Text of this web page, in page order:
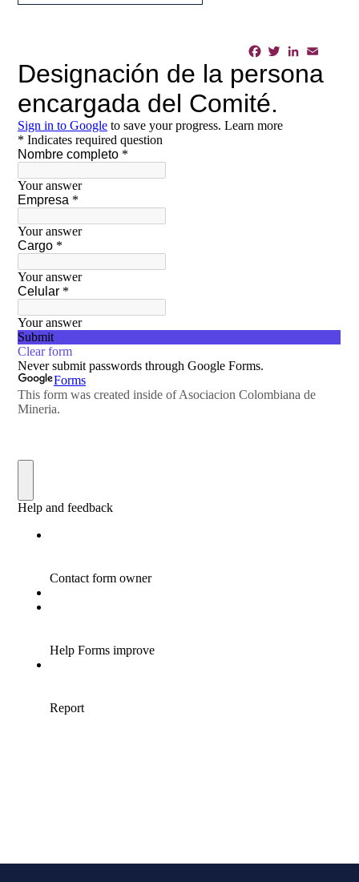
FacebookTwitterLinkedIn